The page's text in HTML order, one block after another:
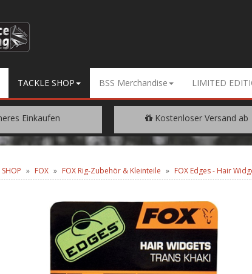
TACKLE SHOP BSS Merchandise LIMITED
Einkaufen
Verschüsselung Kostenloser Versand ab
EINEM WARENWERT VON €
SHOP FOX FOX Rig-Zubehör & Kleinteile FOX Edges - Hair